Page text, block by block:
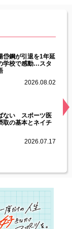
岱鋼が引退を1年延
学校で感動…スタ
2026.08.02
ない スポーツ医
取の基本とネイチ
2026.07.17